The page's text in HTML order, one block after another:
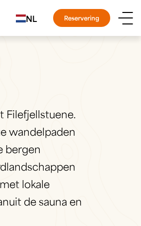
NL Reservering
Filefjellstuene.
wandelpaden
bergen
lokale
de sauna en